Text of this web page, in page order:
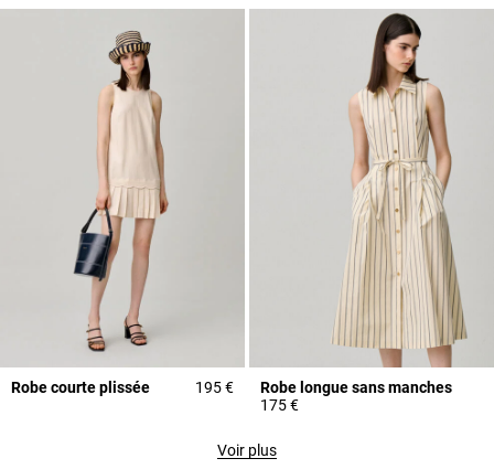
Robe courte plissée 195 €
Robe longue sans manches
175 €
Voir plus